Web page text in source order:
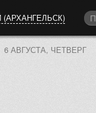
6 АВГУСТА, ЧЕТВЕРГ